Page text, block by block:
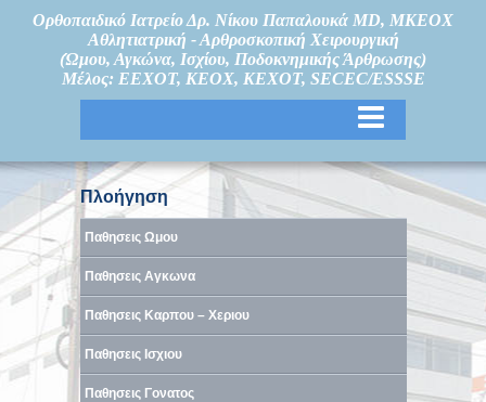
Ορθοπαιδικό Ιατρείο Δρ. Νίκου Παπαλουκά MD, MKEOX
Αθλητιατρική - Αρθροσκοπική Χειρουργική
(Ώμου, Αγκώνα, Ισχίου, Ποδοκνημικής Άρθρωσης)
Μέλος: ΕΕΧΟΤ, ΚΕΟΧ, ΚΕΧΟΤ, SECEC/ESSSE
Πλοήγηση
Παθησεις Ωμου
Παθησεις Αγκωνα
Παθησεις Καρπου – Χεριου
Παθησεις Ισχιου
Παθησεις Γονατος